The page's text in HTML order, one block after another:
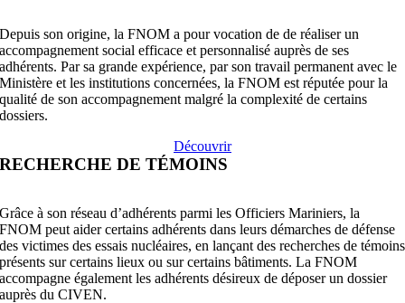
Depuis son origine, la FNOM a pour vocation de de réaliser un
accompagnement social efficace et personnalisé auprès de ses
adhérents. Par sa grande expérience, par son travail permanent avec le
Ministère et les institutions concernées, la FNOM est réputée pour la
qualité de son accompagnement malgré la complexité de certains
dossiers.
Découvrir
RECHERCHE DE TÉMOINS
Grâce à son réseau d’adhérents parmi les Officiers Mariniers, la
FNOM peut aider certains adhérents dans leurs démarches de défense
des victimes des essais nucléaires, en lançant des recherches de témoins
présents sur certains lieux ou sur certains bâtiments. La FNOM
accompagne également les adhérents désireux de déposer un dossier
auprès du CIVEN.